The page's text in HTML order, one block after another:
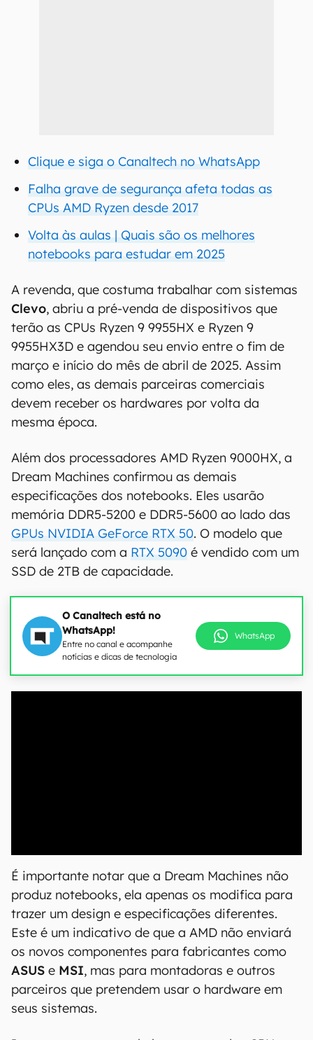
Clique e siga o Canaltech no WhatsApp
Falha grave de segurança afeta todas as
CPUs AMD Ryzen desde 2017
Volta às aulas | Quais são os melhores
notebooks para estudar em 2025
A revenda, que costuma trabalhar com sistemas
Clevo, abriu a pré-venda de dispositivos que
terão as CPUs Ryzen 9 9955HX e Ryzen 9
9955HX3D e agendou seu envio entre o fim de
março e início do mês de abril de 2025. Assim
como eles, as demais parceiras comerciais
devem receber os hardwares por volta da
mesma época.
Além dos processadores AMD Ryzen 9000HX, a
Dream Machines confirmou as demais
especificações dos notebooks. Eles usarão
memória DDR5-5200 e DDR5-5600 ao lado das
GPUs NVIDIA GeForce RTX 50. O modelo que
será lançado com a RTX 5090 é vendido com um
SSD de 2TB de capacidade.
O Canaltech está no
WhatsApp!
Entre no canal e acompanhe
notícias e dicas de tecnologia
WhatsApp
É importante notar que a Dream Machines não
produz notebooks, ela apenas os modifica para
trazer um design e especificações diferentes.
Este é um indicativo de que a AMD não enviará
os novos componentes para fabricantes como
ASUS e MSI, mas para montadoras e outros
parceiros que pretendem usar o hardware em
seus sistemas.